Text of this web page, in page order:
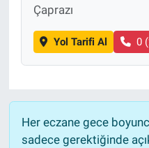
Çaprazı
Yol Tarifi Al 0
Her eczane gece
sadece gerektiğinde